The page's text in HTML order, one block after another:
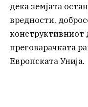
дека земјата
вредности,
конструктивниот
преговарачката
Европската Унија.